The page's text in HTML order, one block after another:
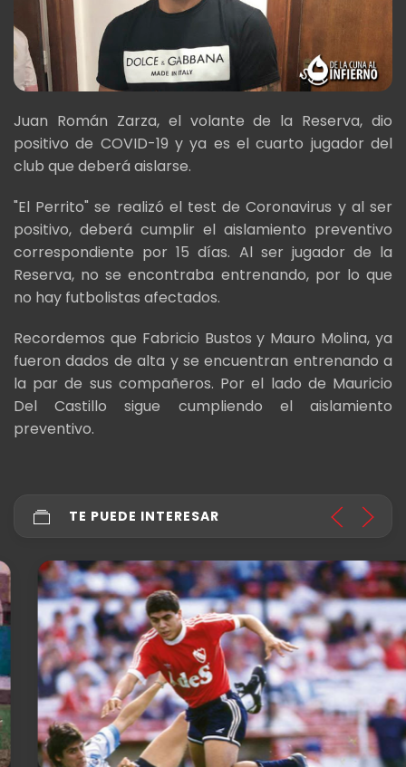
Juan Román Zarza, el volante de la Reserva, dio
positivo de COVID-19 y ya es el cuarto jugador del
club que deberá aislarse.
"El Perrito" se realizó el test de Coronavirus y al ser
positivo, deberá cumplir el aislamiento preventivo
correspondiente por 15 días. Al ser jugador de la
Reserva, no se encontraba entrenando, por lo que
no hay futbolistas afectados.
Recordemos que Fabricio Bustos y Mauro Molina, ya
fueron dados de alta y se encuentran entrenando a
la par de sus compañeros. Por el lado de Mauricio
Del Castillo sigue cumpliendo el aislamiento
preventivo.
TE PUEDE INTERESAR